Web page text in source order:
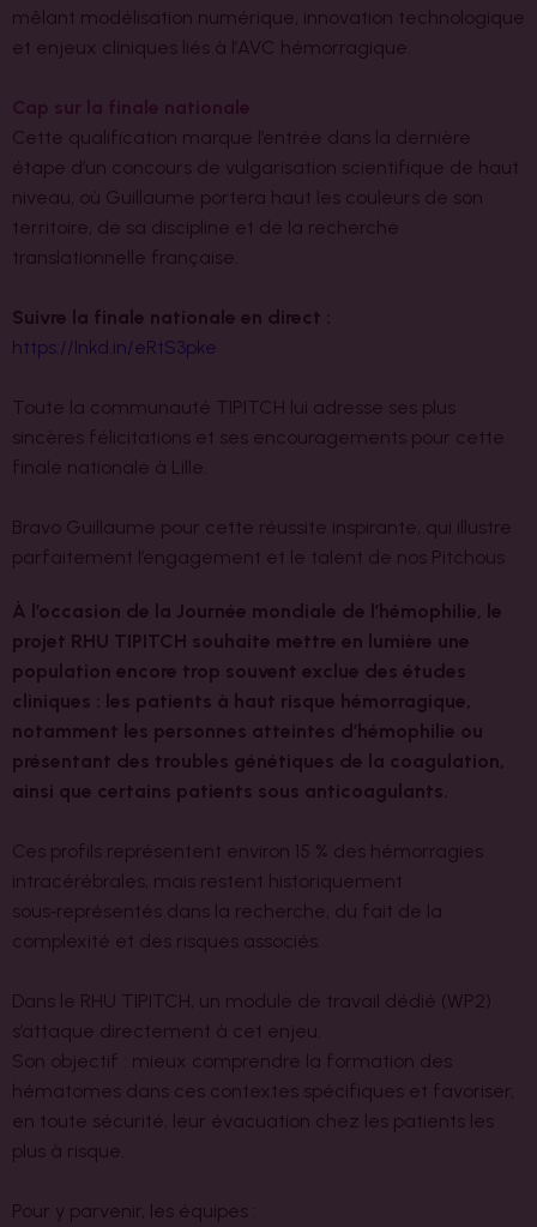
mêlant modélisation numérique, innovation technologique
et enjeux cliniques liés à l’AVC hémorragique.
Cette qualification marque l’entrée dans la dernière
étape d’un concours de vulgarisation scientifique de haut
niveau, où Guillaume portera haut les couleurs de son
territoire, de sa discipline et de la recherche
translationnelle française.
Suivre la finale nationale en direct :
https://lnkd.in/eRtS3pke
Toute la communauté TIPITCH lui adresse ses plus
sincères félicitations et ses encouragements pour cette
finale nationale à Lille.
Bravo Guillaume pour cette réussite inspirante, qui illustre
parfaitement l’engagement et le talent de nos Pitchous
À l’occasion de la Journée mondiale de l’hémophilie, le
projet RHU TIPITCH souhaite mettre en lumière une
population encore trop souvent exclue des études
cliniques : les patients à haut risque hémorragique,
notamment les personnes atteintes d’hémophilie ou
présentant des troubles génétiques de la coagulation,
ainsi que certains patients sous anticoagulants.
Ces profils représentent environ 15 % des hémorragies
intracérébrales, mais restent historiquement
sous‑représentés dans la recherche, du fait de la
complexité et des risques associés.
Dans le RHU TIPITCH, un module de travail dédié (WP2)
s’attaque directement à cet enjeu.
Son objectif : mieux comprendre la formation des
hématomes dans ces contextes spécifiques et favoriser,
en toute sécurité, leur évacuation chez les patients les
plus à risque.
Pour y parvenir, les équipes :